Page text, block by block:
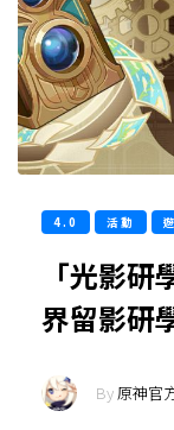
4.0 活動
「光影
界留影研
By 原神官